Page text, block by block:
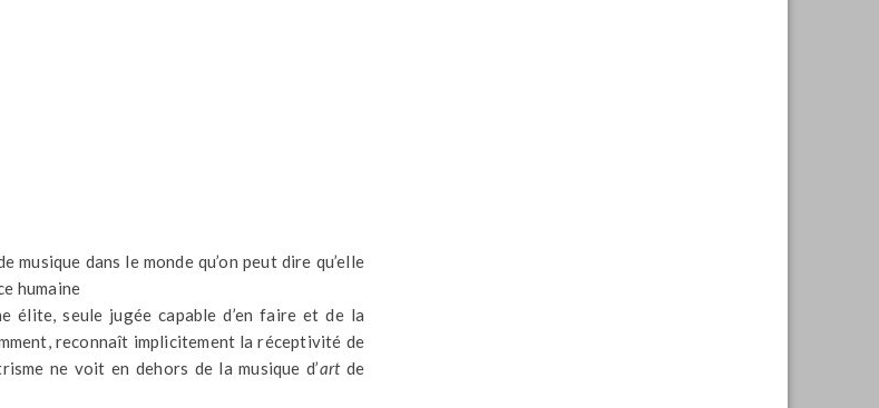
musique dans le monde qu’on peut dire qu’elle
humaine
élite, seule jugée capable d’en faire et de la
reconnaît implicitement la réceptivité de
ne voit en dehors de la musique d’artde